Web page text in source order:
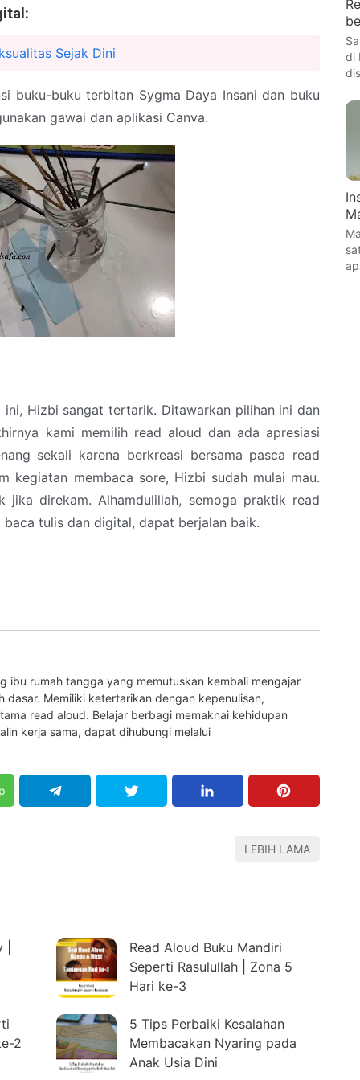
Sejak Dini
buku-buku terbitan Sygma Daya Insani dan buku
gawai dan aplikasi Canva.
Hizbi sangat tertarik. Ditawarkan pilihan ini dan
kami memilih read aloud dan ada apresiasi
sekali karena berkreasi bersama pasca read
kegiatan membaca sore, Hizbi sudah mulai mau.
jika direkam. Alhamdulillah, semoga praktik read
tulis dan digital, dapat berjalan baik.
ibu rumah tangga yang memutuskan kembali mengajar
dasar. Memiliki ketertarikan dengan kepenulisan,
read aloud. Belajar berbagi memaknai kehidupan
kerja sama, dapat dihubungi melalui
LEBIH LAMA
Read Aloud Buku Mandiri
Seperti Rasulullah | Zona 5
Hari ke-3
2
5 Tips Perbaiki Kesalahan
Membacakan Nyaring pada
Anak Usia Dini
di